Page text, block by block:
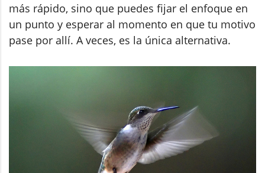
más rápido, sino que puedes fijar el enfoque en
un punto y esperar al momento en que tu motivo
pase por allí. A veces, es la única alternativa.